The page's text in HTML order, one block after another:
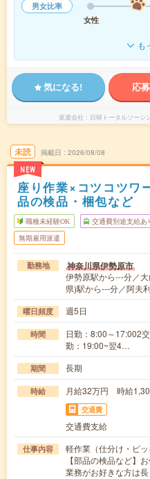
男女比率
女性
も
気になる! 応
派遣会社 日研トータルソー
未読
NEW
掲載日 2026/08/08
座り作業×コツコツワ
品の検品・梱包など
職種未経験OK 交通費別途支給あ
無期雇用派遣
勤務地 神奈川県伊勢原市
伊勢原駅から---分／
県)駅から---分／阿夫
曜日頻度 週5日
時間
日勤：8:00～17:002
勤：19:00~翌4…
期間 長期
時給 月給32万円 時給
交通費
交通費支給
仕事内容
軽作業（仕分け・ピ
【部品の検品など】
業務がお好きな方は